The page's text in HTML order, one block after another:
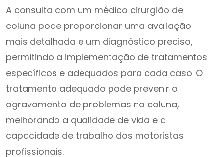
A consulta com um médico cirurgião de
coluna pode proporcionar uma avaliação
mais detalhada e um diagnóstico preciso,
permitindo a implementação de tratamentos
específicos e adequados para cada caso. O
tratamento adequado pode prevenir o
agravamento de problemas na coluna,
melhorando a qualidade de vida e a
capacidade de trabalho dos motoristas
profissionais.